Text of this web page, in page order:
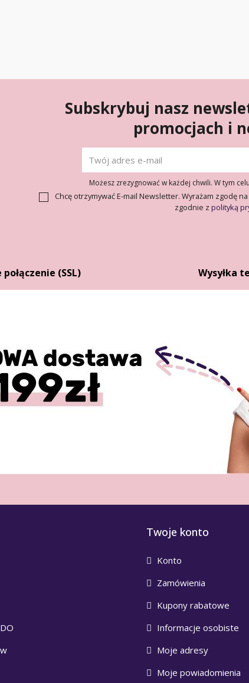
Subskrybuj nasz
promocjach i
Możesz zrezygnować w każdej chwili. W tym
Chcę otrzymywać E-mail Newsletter. Wyrażam zgodę
zgodnie z polityką
(SSL) Wysyłka
Twoje konto
Konto
Zamówienia
Kupony rabatowe
Informacje osobiste
Moje adresy
Moje powiadomienia